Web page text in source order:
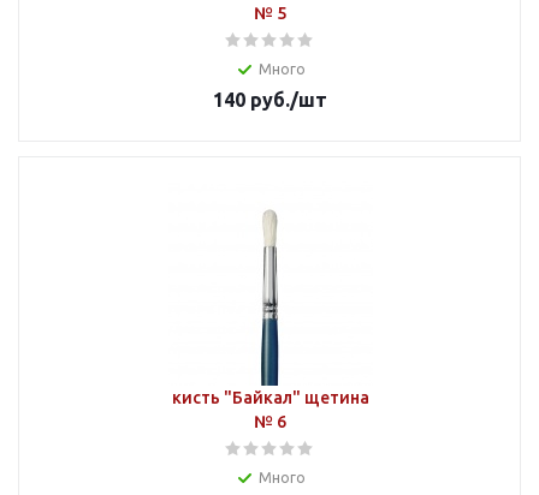
№ 5
Много
140 руб./шт
кисть "Байкал" щетина
№ 6
Много